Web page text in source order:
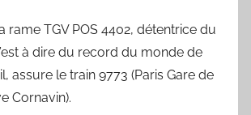
r
S
y
l
rame TGV POS 4402, détentrice du
à dire du record du monde de
assure le train 9773 (Paris Gare de
Cornavin).